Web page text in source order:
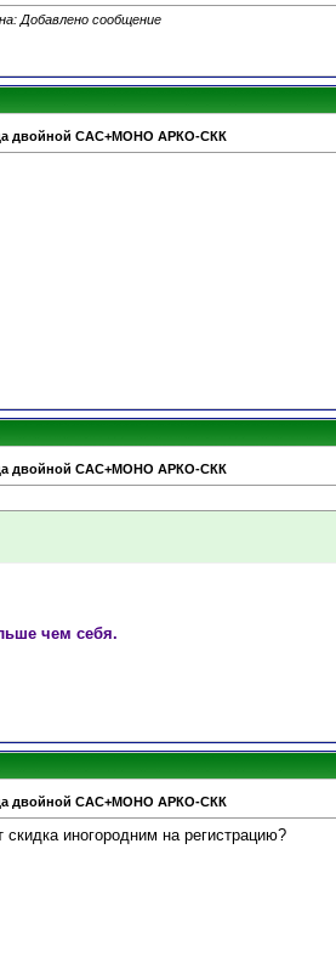
Добавлено сообщение
двойной САС+МОНО АРКО-СКК
двойной САС+МОНО АРКО-СКК
чем себя.
двойной САС+МОНО АРКО-СКК
скидка иногородним на регистрацию?